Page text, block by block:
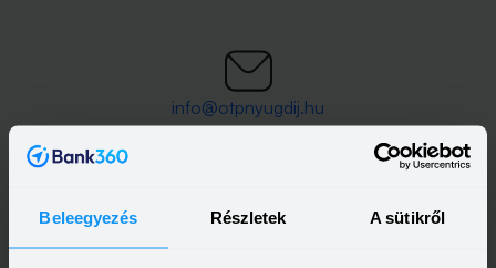
Beleegyezés Részletek A sütikről
info@otpnyugdij.hu
Telebank száma(i):